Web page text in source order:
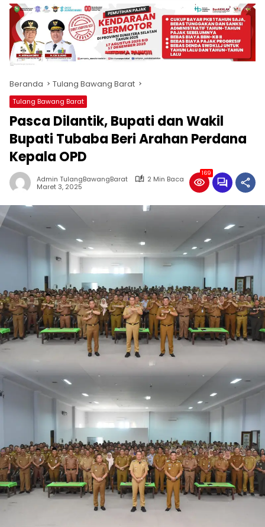
produk
antara
lain
mampu
menjadi
komunikasi
usaha
(beriklan),
fokus
pada
pemberitaan
nasional
maupun
international,
lokal
dan
kisaran
iklan
yang
relatif
lebih
murah
dari
maupun
media
dan
media
siber
lebih
eksklusif,
bergaya
Beranda Tulang Bawang Barat
Tulang Bawang Barat
Pasca Dilantik, Bupati dan Wakil
Bupati Tubaba Beri Arahan Perdana
Kepala OPD
Admin TulangBawangBarat
2 Min Baca
Maret 3, 2025
169